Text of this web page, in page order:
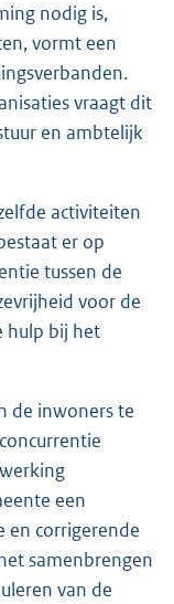
nodig is,
vormt een
vraagt dit
en ambtelijk
activiteiten
er op
tussen de
voor de
hulp bij het
de inwoners te
een
en corrigerende
samenbrengen
van de